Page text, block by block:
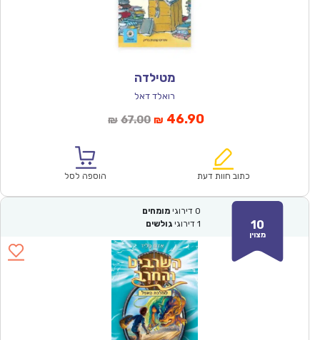
מטילדה
רואלד דאל
₪ 67.00המחיר
₪67.00.
₪ 46.90המחיר
הוא:
כתוב חוות דעת הוספה לסל
10
מצוין
0 דירוגי מומחים
1 דירוגי גולשים